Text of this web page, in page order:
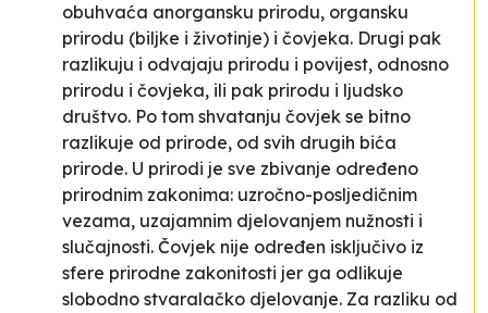
obuhvaća anorgansku prirodu, organsku
prirodu (biljke i životinje) i čovjeka. Drugi pak
razlikuju i odvajaju prirodu i povijest, odnosno
prirodu i čovjeka, ili pak prirodu i ljudsko
društvo. Po tom shvatanju čovjek se bitno
razlikuje od prirode, od svih drugih bića
prirode. U prirodi je sve zbivanje određeno
prirodnim zakonima: uzročno-posljedičnim
vezama, uzajamnim djelovanjem nužnosti i
slučajnosti. Čovjek nije određen isključivo iz
sfere prirodne zakonitosti jer ga odlikuje
slobodno stvaralačko djelovanje. Za razliku od